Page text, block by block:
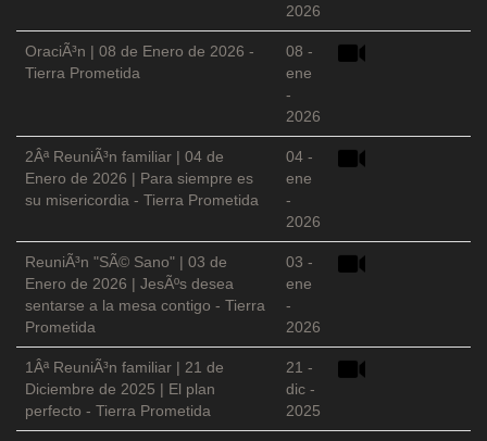
2026
OraciÃ³n | 08 de Enero de 2026 -
Tierra Prometida
08 -
ene
-
2026
2Âª ReuniÃ³n familiar | 04 de
Enero de 2026 | Para siempre es
su misericordia - Tierra Prometida
04 -
ene
-
2026
ReuniÃ³n "SÃ© Sano" | 03 de
Enero de 2026 | JesÃºs desea
sentarse a la mesa contigo - Tierra
Prometida
03 -
ene
-
2026
1Âª ReuniÃ³n familiar | 21 de
Diciembre de 2025 | El plan
perfecto - Tierra Prometida
21 -
dic -
2025